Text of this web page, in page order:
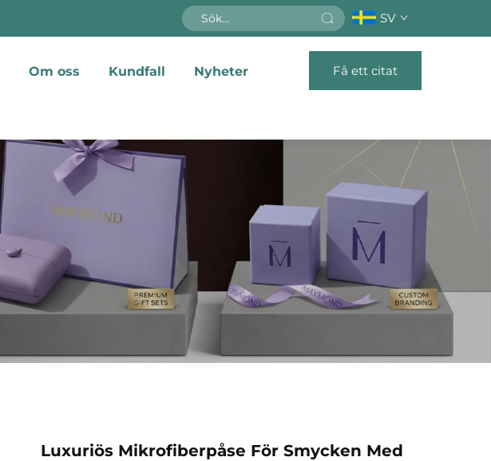
SV
Om oss Kundfall Nyheter Få ett citat
Luxuriös Mikrofiberpåse För Smycken Med